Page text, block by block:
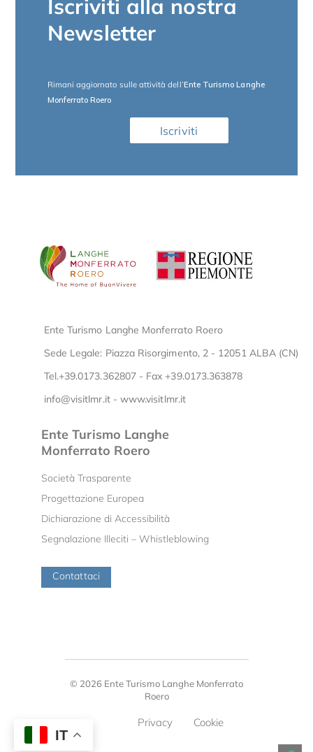
Iscriviti alla nostra
Newsletter
Rimani aggiornato sulle attività dell‘Ente Turismo Langhe
Monferrato Roero
Iscriviti
Ente Turismo Langhe Monferrato Roero
Sede Legale: Piazza Risorgimento, 2 - 12051 ALBA (CN)
Tel.+39.0173.362807 - Fax +39.0173.363878
info@visitlmr.it- www.visitlmr.it
Ente Turismo Langhe
Monferrato Roero
Società Trasparente
Progettazione Europea
Dichiarazione di Accessibilità
Segnalazione Illeciti – Whistleblowing
Contattaci
© 2026 Ente Turismo Langhe Monferrato
Roero
Privacy Cookie
IT